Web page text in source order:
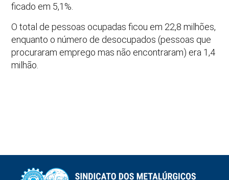
ficado em 5,1%.
O total de pessoas ocupadas ficou em 22,8 milhões,
enquanto o número de desocupados (pessoas que
procuraram emprego mas não encontraram) era 1,4
milhão.